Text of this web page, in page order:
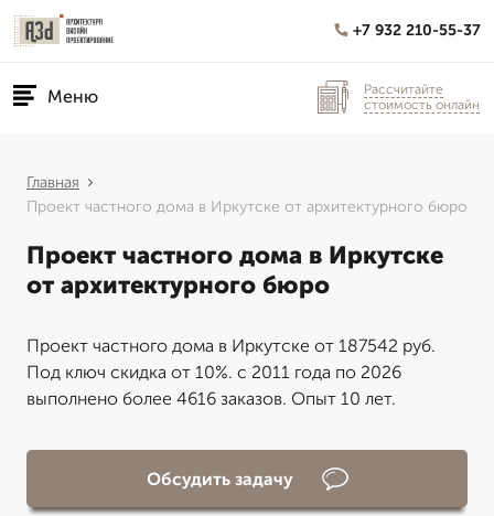
+7 932 210-55-37
Меню
Рассчитайте
стоимость онлайн
Главная
Проект частного дома в Иркутске от архитектурного бюро
Проект частного дома в Иркутске
от архитектурного бюро
Проект частного дома в Иркутске от 187542 руб.
Под ключ скидка от 10%. с 2011 года по 2026
выполнено более 4616 заказов. Опыт 10 лет.
Обсудить задачу